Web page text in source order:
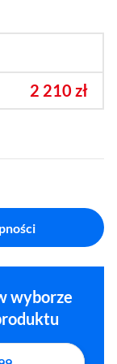
2 210 zł
wyborze